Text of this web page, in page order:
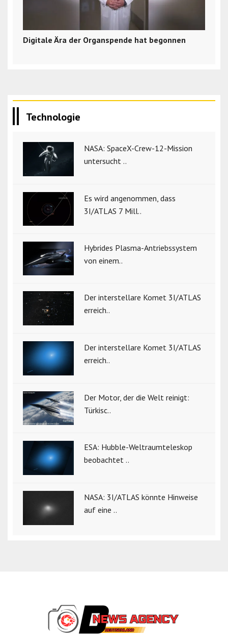
Digitale Ära der Organspende hat begonnen
Technologie
NASA: SpaceX-Crew-12-Mission
untersucht ..
Es wird angenommen, dass
3I/ATLAS 7 Mill..
Hybrides Plasma-Antriebssystem
von einem..
Der interstellare Komet 3I/ATLAS
erreich..
Der interstellare Komet 3I/ATLAS
erreich..
Der Motor, der die Welt reinigt:
Türkisc..
ESA: Hubble-Weltraumteleskop
beobachtet ..
NASA: 3I/ATLAS könnte Hinweise
auf eine ..